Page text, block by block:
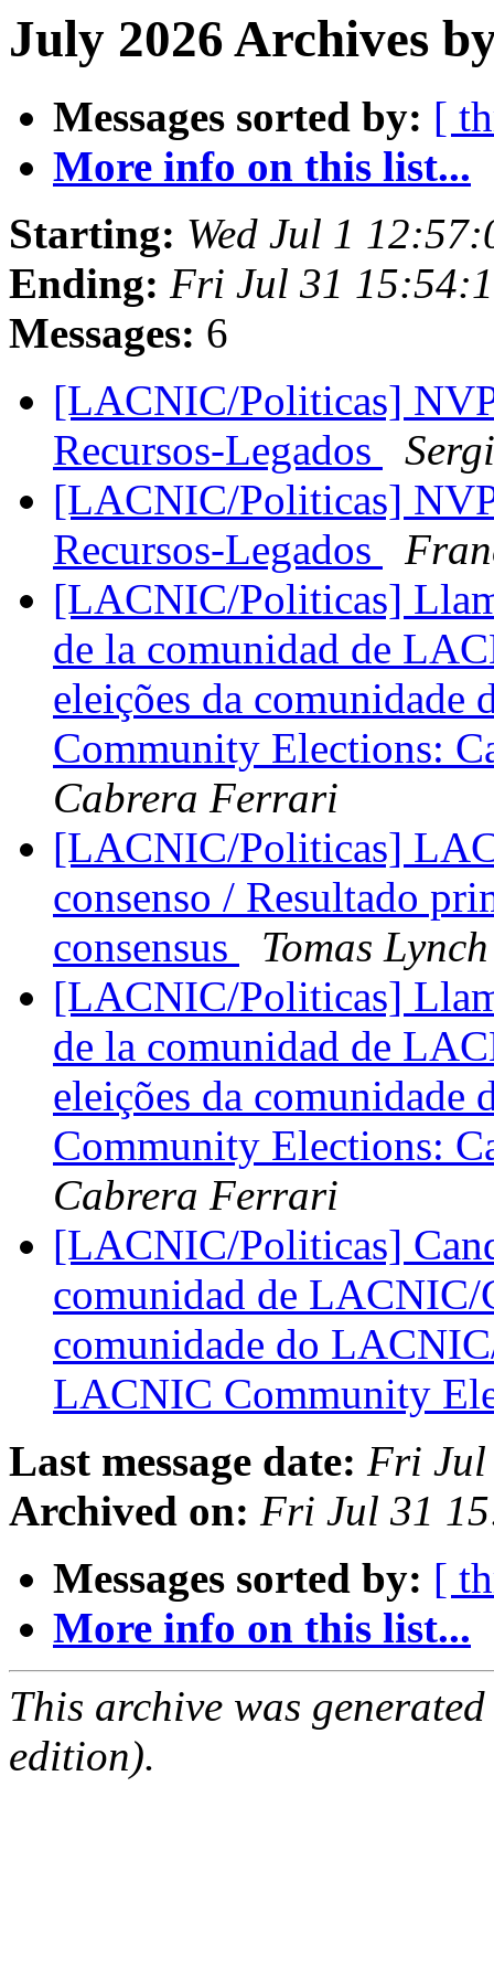
July 2026 Archives
Messages sorted by: [
More info on this list...
Starting: Wed Jul 1
Ending: Fri Jul 31
Messages: 6
[LACNIC/Politicas]
Recursos-Legados
[LACNIC/Politicas]
Recursos-Legados
[LACNIC/Politicas]
de la comunidad de
eleições da
Community Elections:
Cabrera Ferrari
[LACNIC/Politicas]
consenso / Resultado
consensus
Tomas Lynch
[LACNIC/Politicas]
de la comunidad de
eleições da
Community Elections:
Cabrera Ferrari
[LACNIC/Politicas]
comunidad de LACNIC/
comunidade do
LACNIC Community
Last message date: Fri Jul
Archived on: Fri Jul 31
Messages sorted by: [
More info on this list...
This archive was
edition).